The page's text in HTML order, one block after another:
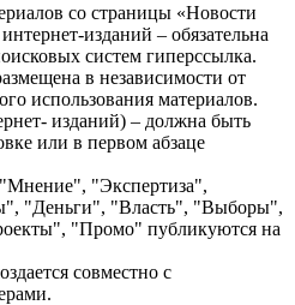
со страницы «Новости
изданий – обязательна
систем гиперссылка.
в независимости от
использования материалов.
изданий) – должна быть
или в первом абзаце
"Экспертиза",
"Деньги", "Власть", "Выборы",
"Промо" публикуются на
совместно с